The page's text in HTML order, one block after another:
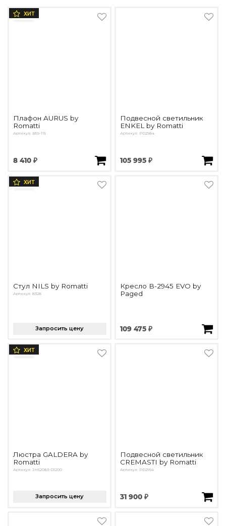
ХИТ
Плафон AURUS by
Romatti
Артикул: B69-115
8 410 ₽
Подвесной светильник
ENKEL by Romatti
Артикул: PD2984
105 995 ₽
ХИТ
Стул NILS by Romatti
Артикул: 8328
Запросить цену
Кресло B-2945 EVO by
Paged
109 475 ₽
ХИТ
Люстра GALDERA by
Romatti
Артикул: JH52083-D1200
Запросить цену
Подвесной светильник
CREMASTI by Romatti
Артикул: PD2994
31 900 ₽